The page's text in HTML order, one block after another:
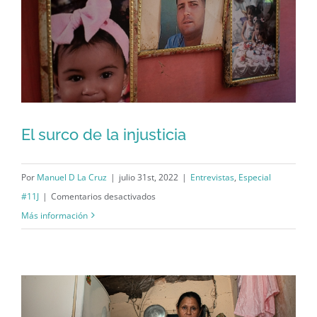
ser“
El surco de la injusticia
El surco de la injusticia
Por Manuel D La Cruz | julio 31st, 2022 | Entrevistas, Especial
#11J | Comentarios desactivados
injusticia
Más información